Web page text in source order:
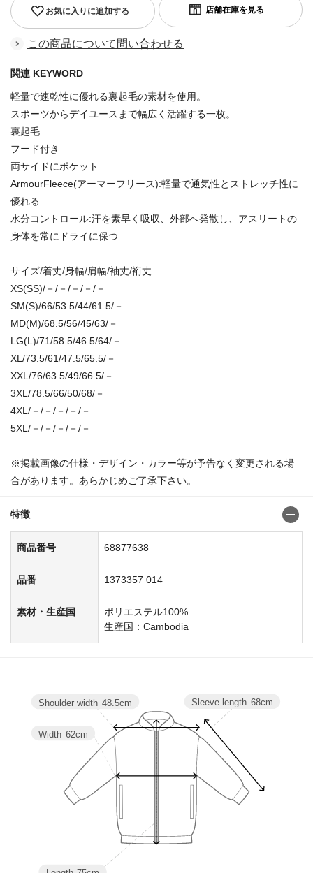
お気に入りに追加する
この商品について問い合わせる
関連 KEYWORD
軽量で速乾性に優れる裏起毛の素材を使用。
スポーツからデイユースまで幅広く活躍する一枚。
裏起毛
フード付き
両サイドにポケット
ArmourFleece(アーマーフリース):軽量で通気性とストレッチ性に
優れる
水分コントロール:汗を素早く吸収、外部へ発散し、アスリートの
身体を常にドライに保つ
サイズ/着丈/身幅/肩幅/袖丈/裄丈
XS(SS)/－/－/－/－/－
SM(S)/66/53.5/44/61.5/－
MD(M)/68.5/56/45/63/－
LG(L)/71/58.5/46.5/64/－
XL/73.5/61/47.5/65.5/－
XXL/76/63.5/49/66.5/－
3XL/78.5/66/50/68/－
4XL/－/－/－/－/－
5XL/－/－/－/－/－
※掲載画像の仕様・デザイン・カラー等が予告なく変更される場
合があります。あらかじめご了承下さい。
特徴
商品番号 68877638
品番 1373357 014
素材・生産国
ポリエステル100%
生産国：Cambodia
Sleeve length 68cm
Width 62cm
Shoulder width 48.5cm